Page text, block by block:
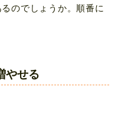
のでしょうか。順番に
やせる